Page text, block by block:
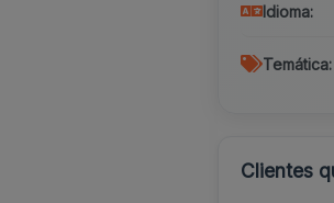
Idioma:
Temática:
Clientes